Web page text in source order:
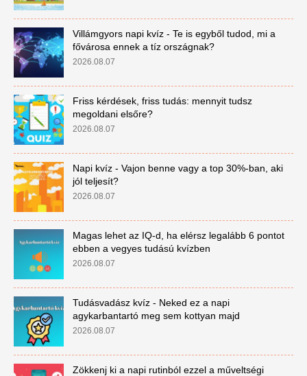
Villámgyors napi kvíz - Te is egyből tudod, mi a
fővárosa ennek a tíz országnak?
2026.08.07
Friss kérdések, friss tudás: mennyit tudsz
megoldani elsőre?
2026.08.07
Napi kvíz - Vajon benne vagy a top 30%-ban, aki
jól teljesít?
2026.08.07
Magas lehet az IQ-d, ha elérsz legalább 6 pontot
ebben a vegyes tudású kvízben
2026.08.07
Tudásvadász kvíz - Neked ez a napi
agykarbantartó meg sem kottyan majd
2026.08.07
Zökkenj ki a napi rutinból ezzel a műveltségi